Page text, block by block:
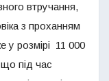
втручання,
з проханням
у розмірі 11 000
під час